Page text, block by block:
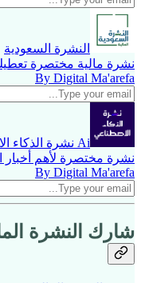
النشرة السعودية
نشرة مالية مختصرة
By Digital Ma'arefa
Ai نشرة الذكاء الاصطناعي
نشرة مختصرة لأهم أخبار
By Digital Ma'arefa
شارك النشرة